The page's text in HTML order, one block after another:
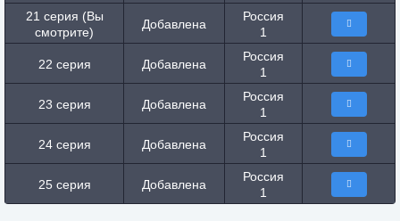
21 серия (Вы
смотрите)
Добавлена
Россия
1
22 серия Добавлена
Россия
1
23 серия Добавлена
Россия
1
24 серия Добавлена
Россия
1
25 серия Добавлена
Россия
1